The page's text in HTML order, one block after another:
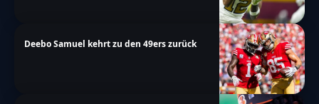
Deebo Samuel kehrt zu den 49ers zurück